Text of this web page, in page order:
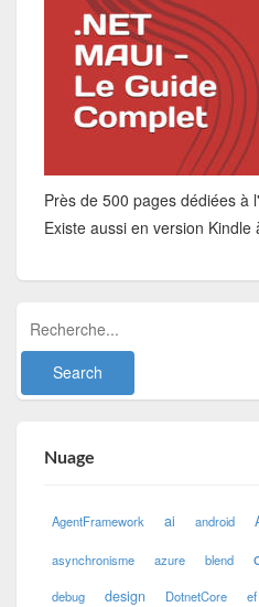
Près de 500 pages dédiées à
Existe aussi en version Kindle
Nuage
AgentFramework ai android
asynchronisme azure blend
debug design DotnetCore ef